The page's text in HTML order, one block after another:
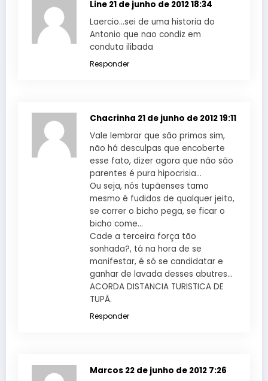
Line 21 de junho de 2012 18:34
Laercio…sei de uma historia do
Antonio que nao condiz em
conduta ilibada
Responder
Chacrinha 21 de junho de 2012 19:11
Vale lembrar que são primos sim,
não há desculpas que encoberte
esse fato, dizer agora que não são
parentes é pura hipocrisia…
Ou seja, nós tupãenses tamo
mesmo é fudidos de qualquer jeito,
se correr o bicho pega, se ficar o
bicho come…
Cade a terceira força tão
sonhada?, tá na hora de se
manifestar, é só se candidatar e
ganhar de lavada desses abutres…
ACORDA DISTANCIA TURISTICA DE
TUPÃ.
Responder
Marcos 22 de junho de 2012 7:26